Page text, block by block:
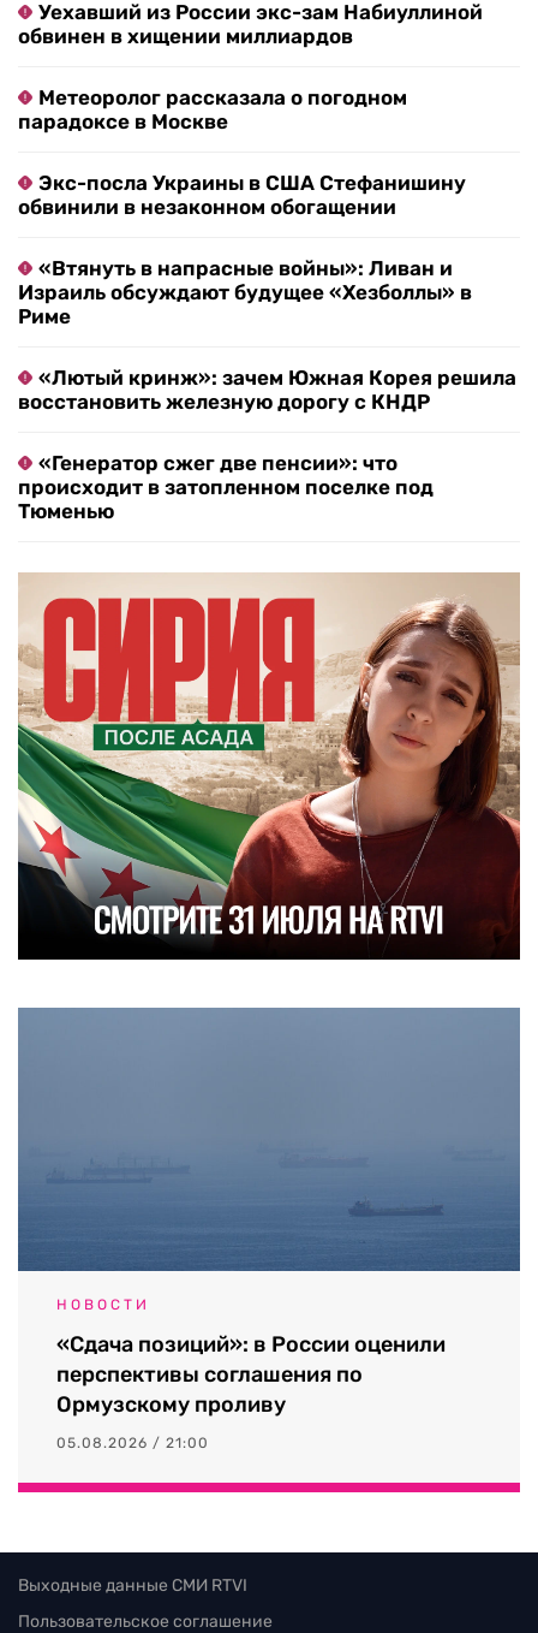
Уехавший из России экс-зам Набиуллиной
обвинен в хищении миллиардов
Метеоролог рассказала о погодном
парадоксе в Москве
Экс-посла Украины в США Стефанишину
обвинили в незаконном обогащении
«Втянуть в напрасные войны»: Ливан и
Израиль обсуждают будущее «Хезболлы» в
Риме
«Лютый кринж»: зачем Южная Корея решила
восстановить железную дорогу с КНДР
«Генератор сжег две пенсии»: что
происходит в затопленном поселке под
Тюменью
НОВОСТИ
«Сдача позиций»: в России оценили
перспективы соглашения по
Ормузскому проливу
05.08.2026 / 21:00
Выходные данные СМИ RTVI
Пользовательское соглашение